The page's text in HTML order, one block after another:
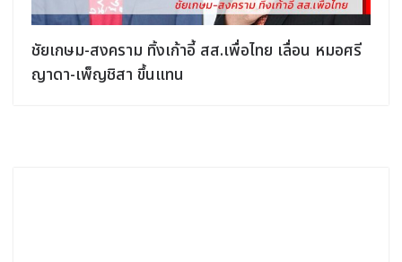
ชัยเกษม-สงคราม ทิ้งเก้าอี้ สส.เพื่อไทย เลื่อน หมอศรี
ญาดา-เพ็ญชิสา ขึ้นแทน